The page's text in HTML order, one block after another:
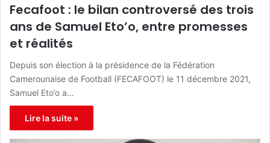
Fecafoot : le bilan controversé des trois
ans de Samuel Eto’o, entre promesses
et réalités
Depuis son élection à la présidence de la Fédération
Camerounaise de Football (FECAFOOT) le 11 décembre 2021,
Samuel Eto’o a…
Lire la suite »